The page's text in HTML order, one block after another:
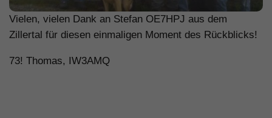
Vielen, vielen Dank an Stefan OE7HPJ aus dem
Zillertal für diesen einmaligen Moment des Rückblicks!
73! Thomas, IW3AMQ